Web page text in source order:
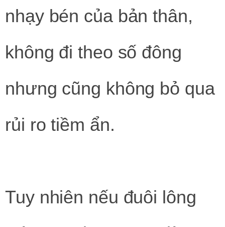
nhạy bén của bản thân,
không đi theo số đông
nhưng cũng không bỏ qua
rủi ro tiềm ẩn.
Tuy nhiên nếu đuôi lông